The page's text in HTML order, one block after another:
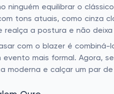
ninguém equilibrar o
tons atuais, como cinza
a postura e não deixa
com o blazer é
mais formal. Agora,
moderna e calçar um par